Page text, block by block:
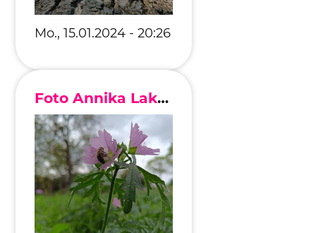
Mo., 15.01.2024 - 20:26
Foto Annika Lakomy